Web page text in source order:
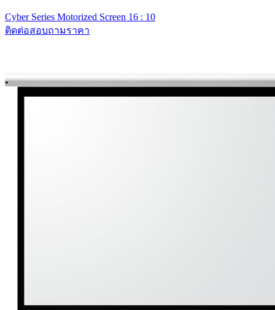
Cyber Series Motorized Screen 16 : 10
ติดต่อสอบถามราคา